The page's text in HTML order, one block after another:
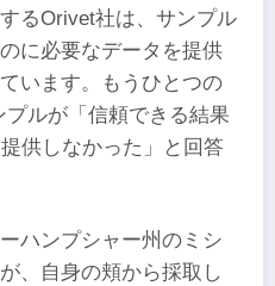
るOrivet社は、サンプル
に必要なデータを提供
います。もうひとつの
ルが「信頼できる結果
供しなかった」と回答
ハンプシャー州のミシ
、自身の頬から採取し